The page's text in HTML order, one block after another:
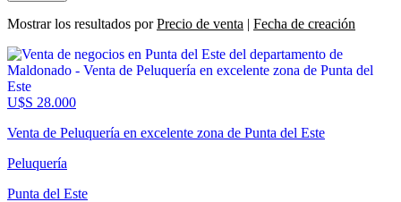
Mostrar los resultados porPrecio de venta | Fecha de creación
U$S 28.000
Venta de Peluquería en excelente zona de Punta del Este
Peluquería
Punta del Este